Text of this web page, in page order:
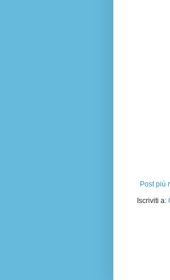
Post più
Iscriviti a: